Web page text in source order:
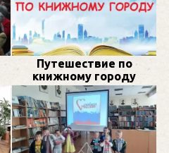
Путешествие по
книжному городу